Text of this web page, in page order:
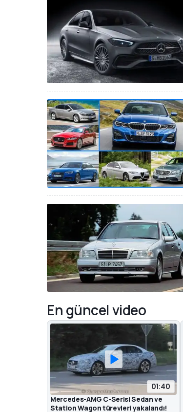
En güncel video
01:40
Mercedes-AMG C-Serisi Sedan ve
Station Wagon türevleri yakalandı!